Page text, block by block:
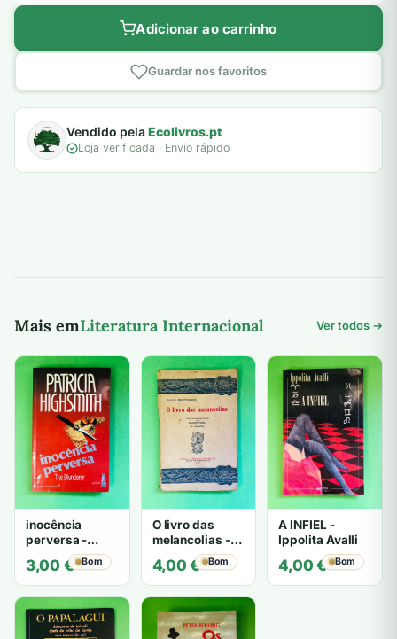
Adicionar ao carrinho
Guardar nos favoritos
Vendido pelaEcolivros.pt
Loja verificada · Envio rápido
Mais emLiteratura Internacional Ver todos →
inocência
perversa -
PATRICIA
HIGHSMITH
3,00 € Bom
O livro das
melancolias -
Mantegazza
4,00€ Bom
A INFIEL -
Ippolita Avalli
4,00€ Bom